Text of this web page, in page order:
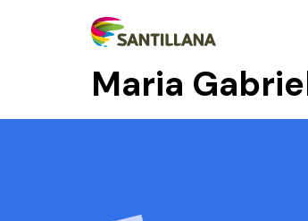
Maria